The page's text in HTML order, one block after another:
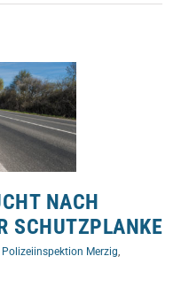
NACH
SCHUTZPLANKE
Polizeiinspektion Merzig,